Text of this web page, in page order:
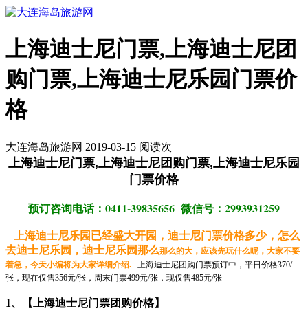
上海迪士尼门票,上海迪士尼团
购门票,上海迪士尼乐园门票价
格
大连海岛旅游网 2019-03-15 阅读次
上海迪士尼门票,上海迪士尼团购门票,上海迪士尼乐园
门票价格
预订咨询电话：0411-39835656 微信号：2993931259
上海迪士尼乐园已经盛大开园，迪士尼门票价格多少，怎么
去迪士尼乐园，迪士尼乐园那么那么的大，应该先玩什么呢，大家不要
着急，今天小编将为大家详细介绍. 上海迪士尼团购门票预订中，平日价格370/
张，现在仅售356元/张，周末门票499元/张，现仅售485元/张
1、【上海迪士尼门票团购价格】